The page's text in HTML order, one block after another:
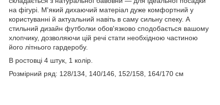
на фігурі. М'який дихаючий матеріал дуже комфортний у
користуванні й актуальний навіть в саму сильну спеку. А
стильний дизайн футболки обов'язково сподобається вашому
хлопчику, дозволяючи цій речі стати необхідною частиною
його літнього гардеробу.
В ростовці 4 штук, 1 колір.
Розмірний ряд: 128/134, 140/146, 152/158, 164/170 см